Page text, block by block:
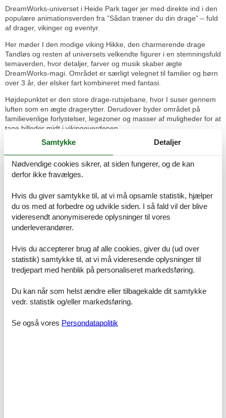
DreamWorks-universet i Heide Park tager jer med direkte ind i den
populære animationsverden fra ”Sådan træner du din drage” – fuld
af drager, vikinger og eventyr.
Her møder I den modige viking Hikke, den charmerende drage
Tandløs og resten af universets velkendte figurer i en stemningsfuld
temaverden, hvor detaljer, farver og musik skaber ægte
DreamWorks-magi. Området er særligt velegnet til familier og børn
over 3 år, der elsker fart kombineret med fantasi.
Højdepunktet er den store drage-rutsjebane, hvor I suser gennem
luften som en ægte dragerytter. Derudover byder området på
familievenlige forlystelser, legezoner og masser af muligheder for at
tage billeder midt i vikingeverdenen.
”Sådan træner du din drage”-universet er et oplagt stop for alle, der
vil kombinere action, eventyr og kendte figurer – og det gør
besøget i Heide Park endnu mere magisk for både børn og voksne.
© Heide Park Resort
Samtykke Detaljer
Nødvendige cookies sikrer, at siden fungerer, og de kan
derfor ikke fravælges.
Hvis du giver samtykke til, at vi må opsamle statistik, hjælper
du os med at forbedre og udvikle siden. I så fald vil der blive
videresendt anonymiserede oplysninger til vores
underleverandører.
Hvis du accepterer brug af alle cookies, giver du (ud over
statistik) samtykke til, at vi må videresende oplysninger til
tredjepart med henblik på personaliseret markedsføring.
Du kan når som helst ændre eller tilbagekalde dit samtykke
vedr. statistik og/eller markedsføring.
Se også vores Persondatapolitik